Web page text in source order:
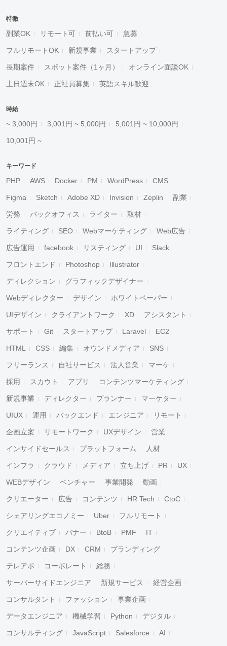
特徴
副業OK リモート可 前払い可 急募
フルリモートOK 新規事業 スタートアップ
長期案件 スポット案件（1ヶ月） オンライン面談OK
土日週末OK 正社員募集 英語スキル歓迎
時給
~ 3,000円 3,001円 ~ 5,000円 5,001円 ~ 10,000円
10,001円 ~
キーワード
PHP AWS Docker PM WordPress CMS
Figma Sketch Adobe XD Invision Zeplin 副業
労務 バックオフィス ライター 取材
ライティング SEO Webマーケティング Web広告
広告運用 facebook リスティング UI Slack
フロントエンド Photoshop Illustrator
ディレクション グラフィックデザイナー
Webディレクター デザイン ホワイトペーパー
UIデザイン クライアントワーク XD アシスタント
サポート Git スタートアップ Laravel EC2
HTML CSS 編集 オウンドメディア SNS
フリーランス 自社サービス 法人営業 マーケ
採用 スカウト アプリ コンテンツマーケティング
新規事業 ディレクター プランナー マーケター
UIUX 運用 バックエンド エンジニア リモート
企画立案 リモートワーク UXデザイン 営業
インサイドセールス プラットフォーム 人材
インフラ クラウド メディア 立ち上げ PR UX
WEBデザイン ベンチャー 事業開発 動画
クリエーター 広告 コンテンツ HR Tech CtoC
シェアリングエコノミー Uber フルリモート
クリエイティブ バナー BtoB PMF IT
コンテンツ企画 DX CRM ブランディング
テレアポ コーポレート 総務
サーバーサイドエンジニア 新規サービス 経営企画
コンサルタント ファッション 事業企画
データエンジニア 機械学習 Python デジタル
コンサルティング JavaScript Salesforce AI